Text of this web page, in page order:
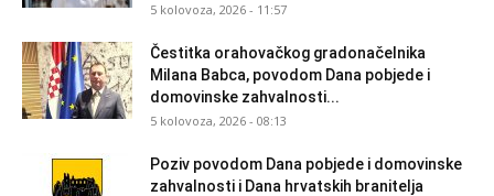
5 kolovoza, 2026 - 11:57
Čestitka orahovačkog gradonačelnika
Milana Babca, povodom Dana pobjede i
domovinske zahvalnosti...
5 kolovoza, 2026 - 08:13
Poziv povodom Dana pobjede i domovinske
zahvalnosti i Dana hrvatskih branitelja